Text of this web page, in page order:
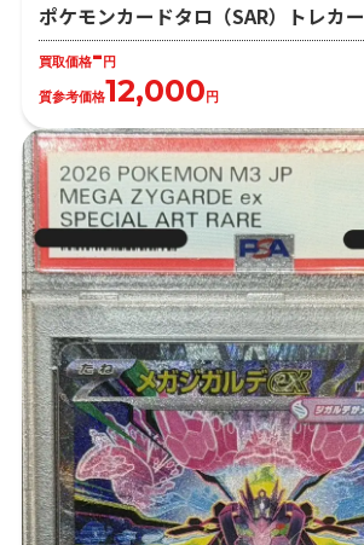
ポケモンカードタロ（SAR）トレカー
買取価格-円
質参考価格12,000円